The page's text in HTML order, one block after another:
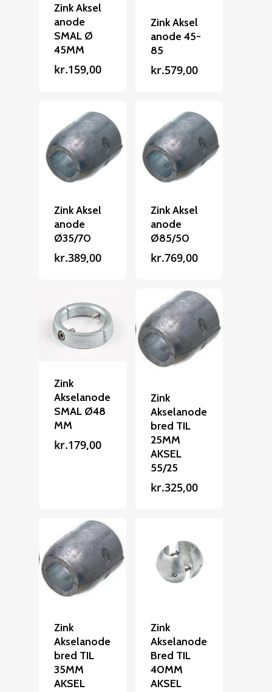
Zink Aksel
anode
SMAL Ø
45MM
kr.159,00
Zink Aksel
anode 45-
85
kr.579,00
Zink Aksel
anode
Ø35/70
kr.389,00
Zink Aksel
anode
Ø85/50
kr.769,00
Zink
Akselanode
SMAL Ø48
MM
kr.179,00
Zink
Akselanode
bred TIL
25MM
AKSEL
55/25
kr.325,00
Zink
Akselanode
bred TIL
35MM
AKSEL
Zink
Akselanode
Bred TIL
40MM
AKSEL